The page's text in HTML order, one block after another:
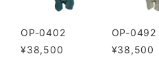
OP-0402
¥38,500
OP-0492
¥38,500